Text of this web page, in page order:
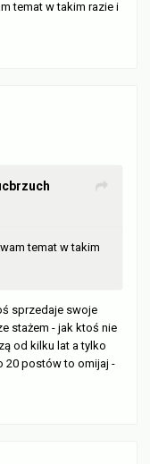
temat w takim razie i
temat w takim
sprzedaje swoje
stażem - jak ktoś nie
od kilku lat a tylko
20 postów to omijaj -